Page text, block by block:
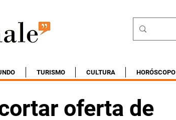
TURISMO CULTURA HORÓSCOPO
oferta de